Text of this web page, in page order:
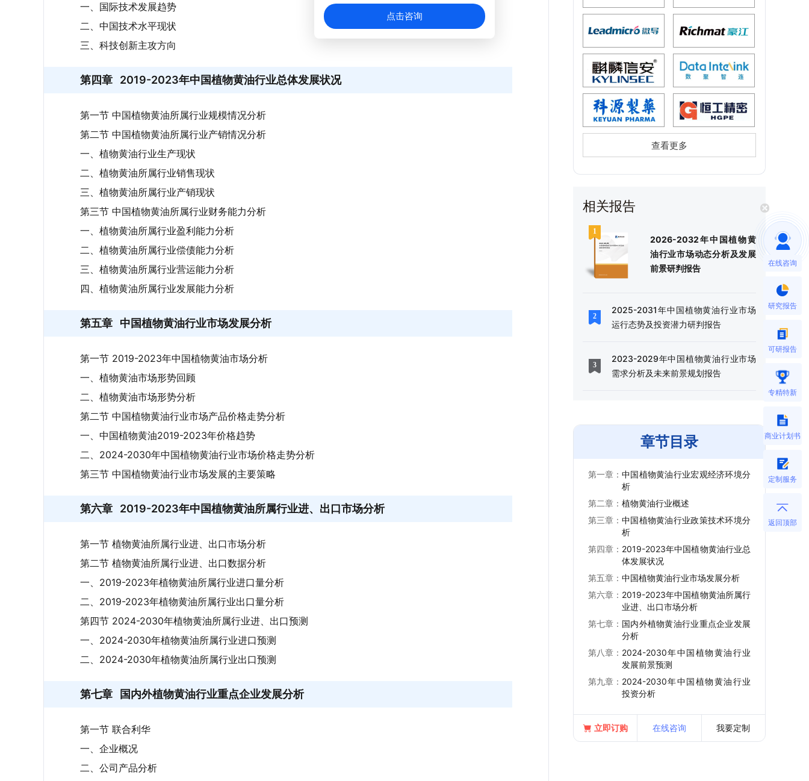
一、国际技术发展趋势
二、中国技术水平现状
三、科技创新主攻方向
第四章 2019-2023年中国植物黄油行业总体发展状况
第一节 中国植物黄油所属行业规模情况分析
第二节 中国植物黄油所属行业产销情况分析
一、植物黄油行业生产现状
二、植物黄油所属行业销售现状
三、植物黄油所属行业产销现状
第三节 中国植物黄油所属行业财务能力分析
一、植物黄油所属行业盈利能力分析
二、植物黄油所属行业偿债能力分析
三、植物黄油所属行业营运能力分析
四、植物黄油所属行业发展能力分析
第五章 中国植物黄油行业市场发展分析
第一节 2019-2023年中国植物黄油市场分析
一、植物黄油市场形势回顾
二、植物黄油市场形势分析
第二节 中国植物黄油行业市场产品价格走势分析
一、中国植物黄油2019-2023年价格趋势
二、2024-2030年中国植物黄油行业市场价格走势分析
第三节 中国植物黄油行业市场发展的主要策略
第六章 2019-2023年中国植物黄油所属行业进、出口市场分析
第一节 植物黄油所属行业进、出口市场分析
第二节 植物黄油所属行业进、出口数据分析
一、2019-2023年植物黄油所属行业进口量分析
二、2019-2023年植物黄油所属行业出口量分析
第四节 2024-2030年植物黄油所属行业进、出口预测
一、2024-2030年植物黄油所属行业进口预测
二、2024-2030年植物黄油所属行业出口预测
第七章 国内外植物黄油行业重点企业发展分析
第一节 联合利华
一、企业概况
二、公司产品分析
查看更多
相关报告
2026-2032年中国植物黄
油行业市场动态分析及发展
前景研判报告
2025-2031年中国植物黄油行业市场
运行态势及投资潜力研判报告
2023-2029年中国植物黄油行业市场
需求分析及未来前景规划报告
章节目录
第一章： 中国植物黄油行业宏观经济环境分
析
第二章： 植物黄油行业概述
第三章： 中国植物黄油行业政策技术环境分
析
第四章： 2019-2023年中国植物黄油行业总
体发展状况
第五章： 中国植物黄油行业市场发展分析
第六章： 2019-2023年中国植物黄油所属行
业进、出口市场分析
第七章： 国内外植物黄油行业重点企业发展
分析
第八章： 2024-2030年中国植物黄油行业
发展前景预测
第九章： 2024-2030年中国植物黄油行业
投资分析
立即订购 在线咨询 我要定制
在线咨询
研究报告
可研报告
专精特新
商业计划书
定制服务
返回顶部
点击咨询